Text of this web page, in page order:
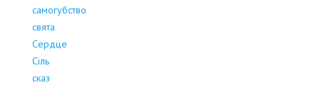
самогубство
свята
Сердце
Сіль
сказ